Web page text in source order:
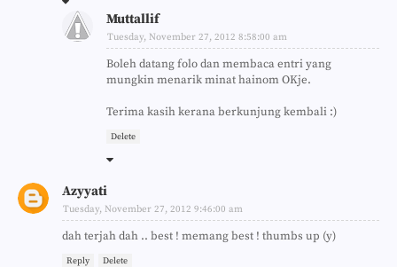
Muttallif
Tuesday, November 27, 2012 8:58:00 am
Boleh datang folo dan membaca entri yang
mungkin menarik minat hainom OKje.
Terima kasih kerana berkunjung kembali :)
Delete
Azyyati
Tuesday, November 27, 2012 9:46:00 am
dah terjah dah .. best ! memang best ! thumbs up (y)
Reply Delete